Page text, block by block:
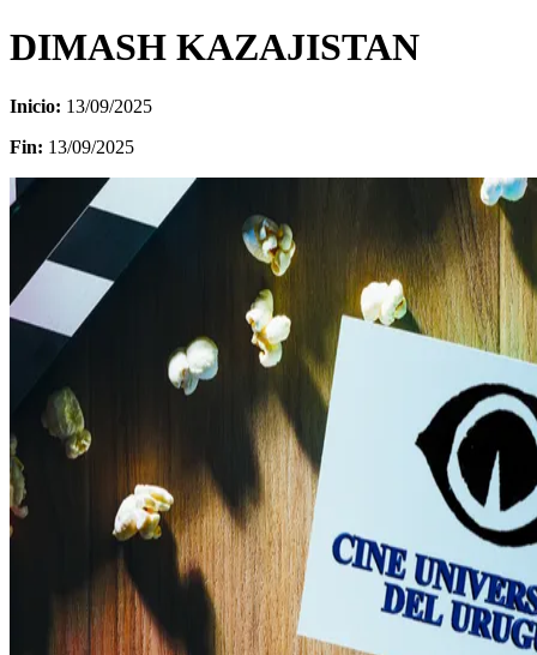
DIMASH KAZAJISTAN
Inicio: 13/09/2025
Fin: 13/09/2025